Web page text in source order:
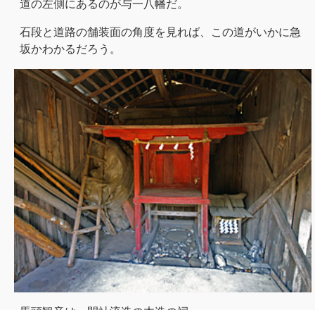
道の左側にあるのが与一八幡だ。
石段と道路の舗装面の角度を見れば、この道がいかに急
坂かわかるだろう。